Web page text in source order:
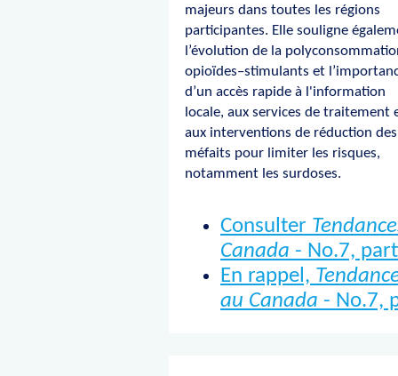
majeurs dans toutes les régions
participantes. Elle souligne
l’évolution de la
opioïdes–stimulants et
d’un accès rapide à l'information
locale, aux services de traitement
aux interventions de réduction des
méfaits pour limiter les risques,
notamment les surdoses.
Consulter
Canada - No.­7,
En rappel,
au Canada - No.7,